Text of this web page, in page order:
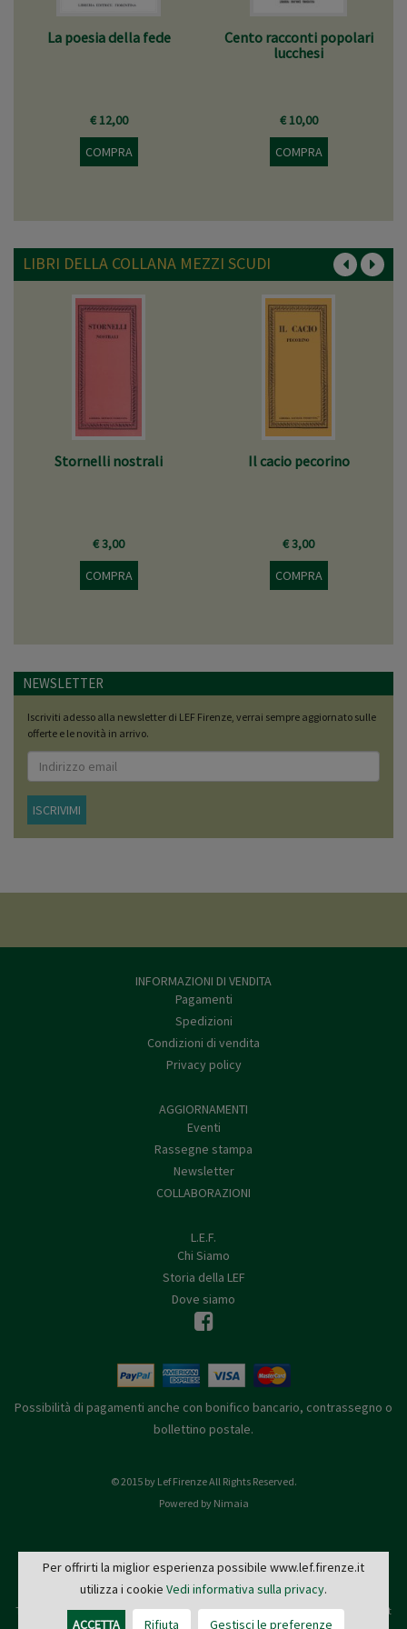
La poesia della fede
€ 12,00
COMPRA
Cento racconti popolari
lucchesi
€ 10,00
COMPRA
LIBRI DELLA COLLANA MEZZI SCUDI
Stornelli nostrali
€ 3,00
COMPRA
Il cacio pecorino
€ 3,00
COMPRA
NEWSLETTER
Iscriviti adesso alla newsletter di LEF Firenze, verrai sempre aggiornato sulle
offerte e le novità in arrivo.
ISCRIVIMI
INFORMAZIONI DI VENDITA
Pagamenti
Spedizioni
Condizioni di vendita
Privacy policy
AGGIORNAMENTI
Eventi
Rassegne stampa
Newsletter
COLLABORAZIONI
L.E.F.
Chi Siamo
Storia della LEF
Dove siamo
Possibilità di pagamenti anche con bonifico bancario, contrassegno o
bollettino postale.
© 2015 by Lef Firenze All Rights Reserved.
Powered by Nimaia
L.E.F. - Via de' Pucci, 4 - 50122 Firenze
Tel: 055 579921 - Fax: 055 2399342 - C.F. e P.IVA 03745190482 -editrice@lef.firenze.it
Per offrirti la miglior esperienza possibile www.lef.firenze.it
utilizza i cookie Vedi informativa sulla privacy.
ACCETTA Rifiuta Gestisci le preferenze